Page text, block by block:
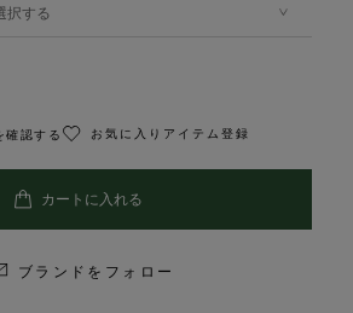
択する
確認する お気に入りアイテム登録
ブランドをフォロー